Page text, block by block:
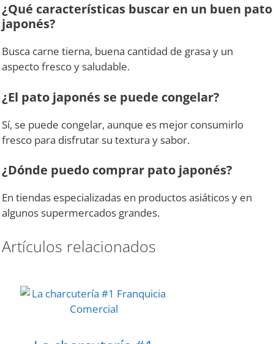
¿Qué características buscar en un buen pato
japonés?
Busca carne tierna, buena cantidad de grasa y un
aspecto fresco y saludable.
¿El pato japonés se puede congelar?
Sí, se puede congelar, aunque es mejor consumirlo
fresco para disfrutar su textura y sabor.
¿Dónde puedo comprar pato japonés?
En tiendas especializadas en productos asiáticos y en
algunos supermercados grandes.
Artículos relacionados